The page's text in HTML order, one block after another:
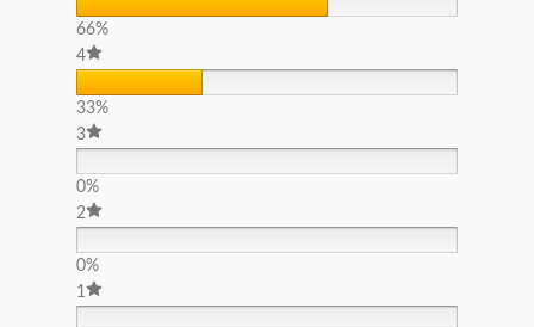
66%
4
33%
3
0%
2
0%
1